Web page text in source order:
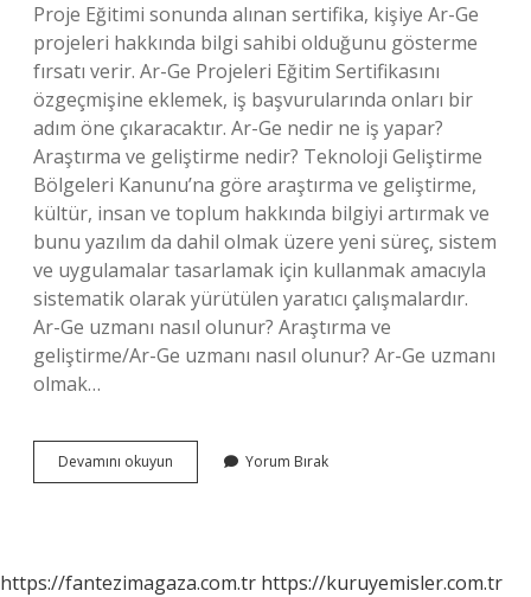
Proje Eğitimi sonunda alınan sertifika, kişiye Ar-Ge
projeleri hakkında bilgi sahibi olduğunu gösterme
fırsatı verir. Ar-Ge Projeleri Eğitim Sertifikasını
özgeçmişine eklemek, iş başvurularında onları bir
adım öne çıkaracaktır. Ar-Ge nedir ne iş yapar?
Araştırma ve geliştirme nedir? Teknoloji Geliştirme
Bölgeleri Kanunu’na göre araştırma ve geliştirme,
kültür, insan ve toplum hakkında bilgiyi artırmak ve
bunu yazılım da dahil olmak üzere yeni süreç, sistem
ve uygulamalar tasarlamak için kullanmak amacıyla
sistematik olarak yürütülen yaratıcı çalışmalardır.
Ar-Ge uzmanı nasıl olunur? Araştırma ve
geliştirme/Ar-Ge uzmanı nasıl olunur? Ar-Ge uzmanı
olmak…
Devamını okuyun
Ge
Yorum Bırak
https://fantezimagaza.com.tr https://kuruyemisler.com.tr